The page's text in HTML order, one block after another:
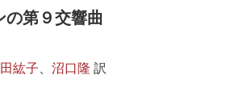
の第９交響曲
紘子 沼口隆 訳